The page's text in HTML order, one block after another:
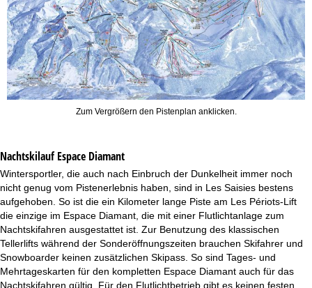
Zum Vergrößern den Pistenplan anklicken.
NachtskilaufEspace Diamant
Wintersportler, die auch nach Einbruch der Dunkelheit immer noch
nicht genug vom Pistenerlebnis haben, sind in Les Saisies bestens
aufgehoben. So ist die ein Kilometer lange Piste am Les Périots-Lift
die einzige im Espace Diamant, die mit einer Flutlichtanlage zum
Nachtskifahren ausgestattet ist. Zur Benutzung des klassischen
Tellerlifts während der Sonderöffnungszeiten brauchen Skifahrer und
Snowboarder keinen zusätzlichen Skipass. So sind Tages- und
Mehrtageskarten für den kompletten Espace Diamant auch für das
Nachtskifahren gültig. Für den Flutlichtbetrieb gibt es keinen festen